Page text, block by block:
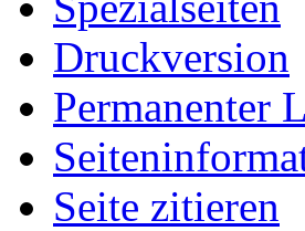
Druckversion
Permanenter
Seite zitieren